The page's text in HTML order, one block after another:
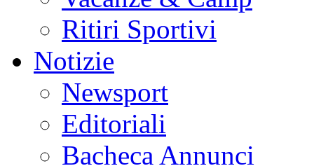
Ritiri Sportivi
Notizie
Newsport
Editoriali
Bacheca Annunci